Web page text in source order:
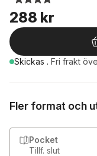
288 kr
Skickas . Fri frakt
Fler format och
Pocket
Tillf. slut